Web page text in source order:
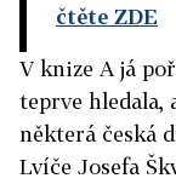
čtěte ZDE
V knize A já
teprve hledala,
některá česká
Lvíče Josefa